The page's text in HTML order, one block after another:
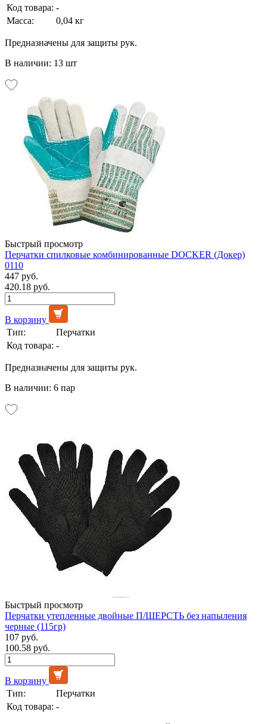
Код товара: -
Масса:
0,04 кг
Предназначены для защиты рук.
В наличии: 13 шт
Быстрый просмотр
Перчатки спилковые комбинированные DOCKER (Докер)
0110
447 руб.
420.18 руб.
В корзину
Тип:
Перчатки
Код товара: -
Предназначены для защиты рук.
В наличии: 6 пар
Быстрый просмотр
Перчатки утепленные двойные П/ШЕРСТЬ без напыления
черные (115гр)
107 руб.
100.58 руб.
В корзину
Тип:
Перчатки
Код товара: -